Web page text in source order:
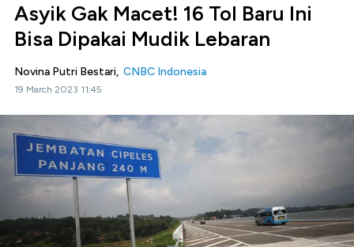
Asyik Gak Macet! 16 Tol Baru Ini
Bisa Dipakai Mudik Lebaran
Novina Putri Bestari, CNBC Indonesia
19 March 2023 11:45